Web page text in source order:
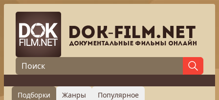
Подборки Жанры Популярное